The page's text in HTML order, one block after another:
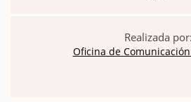
Realizada por:
Oficina de